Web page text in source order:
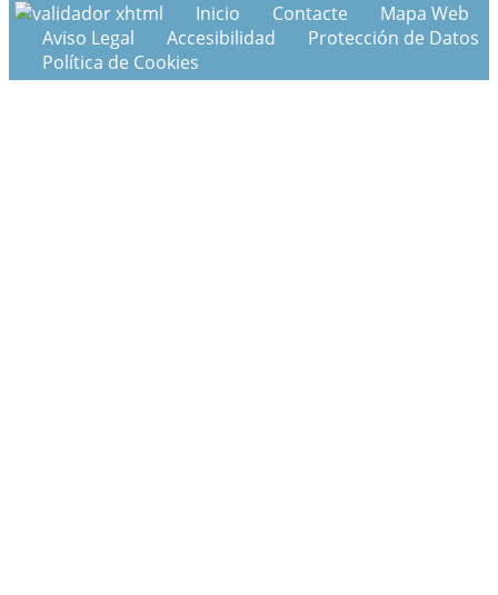
Inicio Contacte
Mapa Web
Aviso Legal
Accesibilidad
Protección de Datos
Política de Cookies